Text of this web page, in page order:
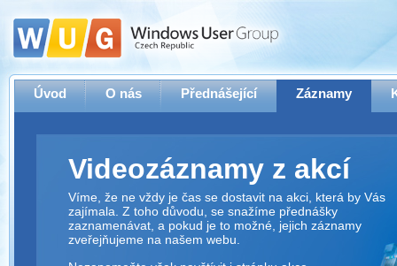
Úvod O nás Přednášející Záznamy
Videozáznamy z akcí
Víme, že ne vždy je čas se dostavit na akci, která by Vás
zajímala. Z toho důvodu, se snažíme přednášky
zaznamenávat, a pokud je to možné, jejich záznamy
zveřejňujeme na našem webu.